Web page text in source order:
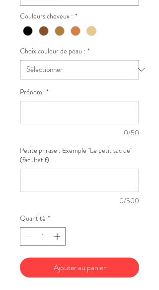
Couleurs cheveux : *
Choix couleur de peau : *
Prénom: *
0/50
Petite phrase : Exemple "Le petit sac de"
(facultatif)
0/500
Quantité *
Ajouter au panier